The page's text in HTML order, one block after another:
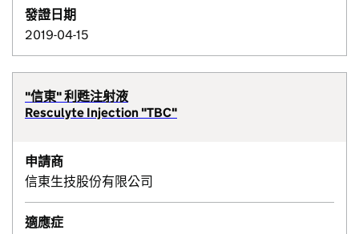
發證日期
2019-04-15
"信東" 利甦注射液
Resculyte Injection "TBC"
申請商
信東生技股份有限公司
適應症